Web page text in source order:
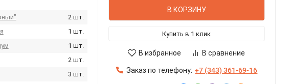
2 шт.
1 шт.
1 шт.
2 шт.
3 шт.
В КОРЗИНУ
Купить в 1 клик
В избранное В сравнение
Заказ по телефону: +7 (343) 361-69-16